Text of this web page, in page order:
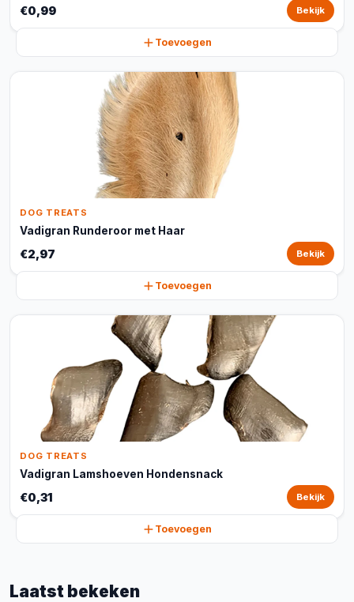
€0,99 Bekijk
Toevoegen
DOG TREATS
Vadigran Runderoor met Haar
€2,97 Bekijk
Toevoegen
DOG TREATS
Vadigran Lamshoeven Hondensnack
€0,31 Bekijk
Toevoegen
Laatst bekeken